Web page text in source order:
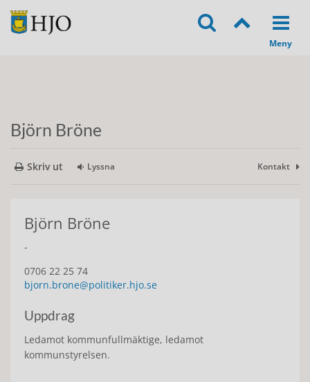
Björn Bröne
Skriv ut Lyssna Kontakt
Björn Bröne
-
0706 22 25 74
bjorn.brone@politiker.hjo.se
Uppdrag
Ledamot kommunfullmäktige, ledamot
kommunstyrelsen.